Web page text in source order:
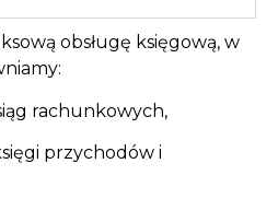
obsługę księgową, w
rachunkowych,
przychodów i